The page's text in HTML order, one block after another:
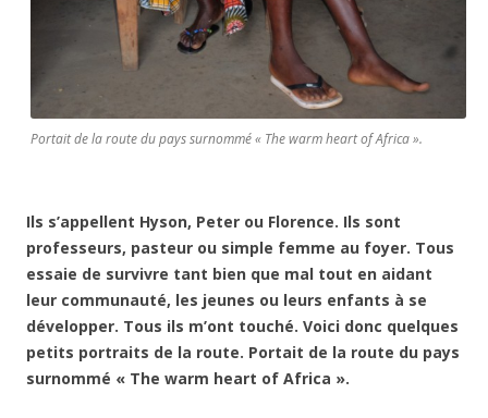
Portait de la route du pays surnommé « The warm heart of Africa ».
Ils s’appellent Hyson, Peter ou Florence. Ils sont
professeurs, pasteur ou simple femme au foyer. Tous
essaie de survivre tant bien que mal tout en aidant
leur communauté, les jeunes ou leurs enfants à se
développer. Tous ils m’ont touché. Voici donc quelques
petits portraits de la route. Portait de la route du pays
surnommé « The warm heart of Africa ».